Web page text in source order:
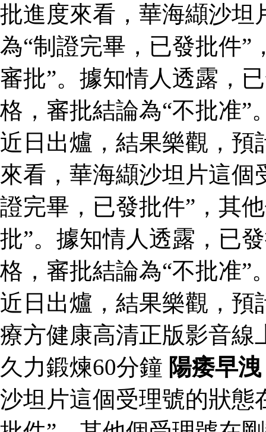
批進度來看，華海纈沙坦
為“制證完畢，已發批件”
審批”。據知情人透露，
格，審批結論為“不批准”
近日出爐，結果樂觀，預
來看，華海纈沙坦片這個
證完畢，已發批件”，其
批”。據知情人透露，已
格，審批結論為“不批准”
近日出爐，結果樂觀，
療方健康高清正版影音
久力鍛煉60分鐘 陽痿早洩
沙坦片這個受理號的狀態